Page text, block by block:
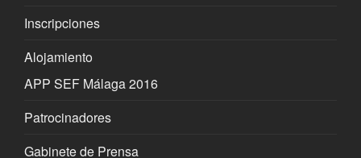
Inscripciones
Alojamiento
APP SEF Málaga 2016
Patrocinadores
Gabinete de Prensa